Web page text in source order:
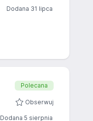
Dodana 31 lipca
Polecana
Obserwuj
Dodana 5 sierpnia